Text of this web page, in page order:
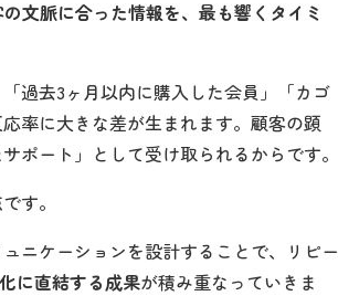
の文脈に合った情報を、最も響くタイミ
過去3ヶ月以内に購入した会員」「カゴ
率に大きな差が生まれます。顧客の顕
ポート」として受け取られるからです。
す。
ニケーションを設計することで、リピー
に直結する成果が積み重なっていきま